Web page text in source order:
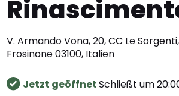
V. Armando Vona, 20, CC Le Sorgenti,
Frosinone 03100, Italien
Jetzt geöffnetSchließt um